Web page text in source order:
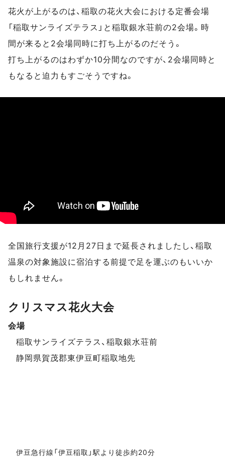
花火が上がるのは、稲取の花火大会における定番会場
「稲取サンライズテラス」と稲取銀水荘前の2会場。時
間が来ると2会場同時に打ち上がるのだそう。
打ち上がるのはわずか10分間なのですが、2会場同時と
もなると迫力もすごそうですね。
全国旅行支援が12月27日まで延長されましたし、稲取
温泉の対象施設に宿泊する前提で足を運ぶのもいいか
もしれません。
イベントデータ
クリスマス花火大会
会場
稲取サンライズテラス、稲取銀水荘前
静岡県賀茂郡東伊豆町稲取地先
伊豆急行線「伊豆稲取」駅より徒歩約20分